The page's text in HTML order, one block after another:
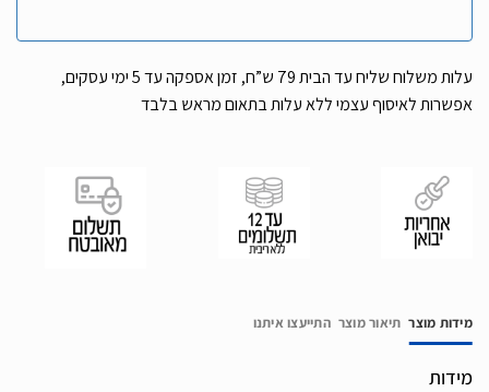
עלות משלוח שליח עד הבית 79 ש”ח, זמן אספקה עד 5 ימי עסקים,
אפשרות לאיסוף עצמי ללא עלות בתאום מראש בלבד
מידות מוצר תיאור מוצר התייעצו איתנו
מידות